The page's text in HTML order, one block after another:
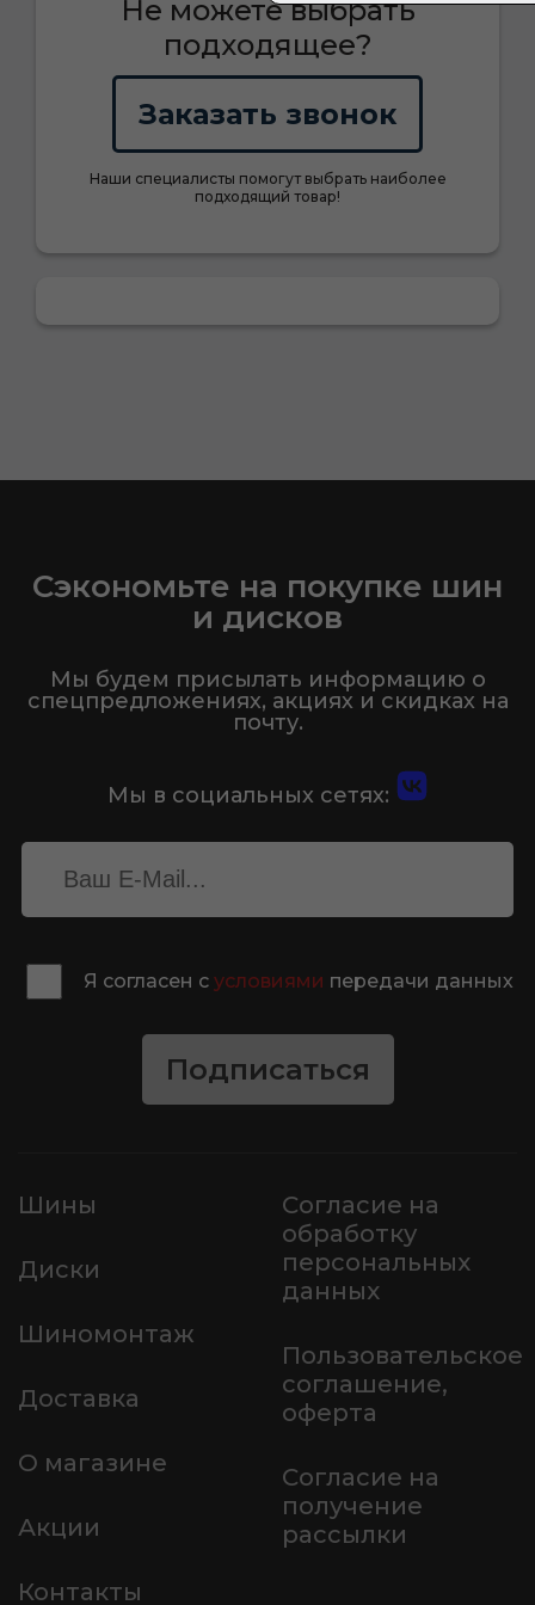
Не можете выбрать
подходящее?
Заказать звонок
Наши специалисты помогут выбрать наиболее
подходящий товар!
Сэкономьте на покупке шин
и дисков
Мы будем присылать информацию о
спецпредложениях, акциях и скидках на
почту.
Мы в социальных сетях:
Я согласен с условиями передачи данных
Подписаться
Шины
Диски
Шиномонтаж
Доставка
О магазине
Акции
Контакты
Согласие на
обработку
персональных
данных
Пользовательское
соглашение,
оферта
Согласие на
получение
рассылки